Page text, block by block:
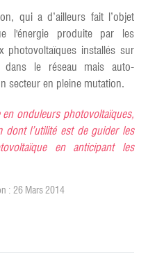
qui a d’ailleurs fait l’objet
l'énergie produite par les
installés sur
le réseau mais auto-
secteur en pleine mutation.
onduleurs photovoltaïques,
dont l’utilité est de guider les
en anticipant les
: 26 Mars 2014